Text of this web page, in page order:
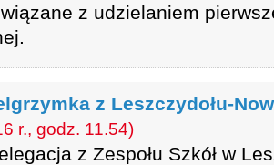
z udzielaniem
z Leszczydołu-
r., godz. 11.54)
z Zespołu Szkół w